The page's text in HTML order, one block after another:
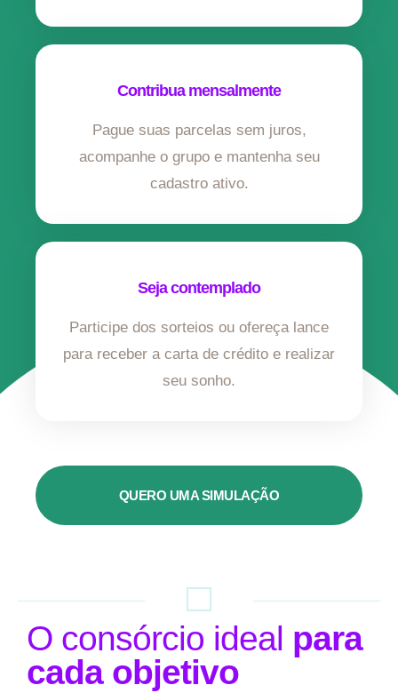
Contribua mensalmente
Pague suas parcelas sem juros,
acompanhe o grupo e mantenha seu
cadastro ativo.
Seja contemplado
Participe dos sorteios ou ofereça lance
para receber a carta de crédito e realizar
seu sonho.
QUERO UMA SIMULAÇÃO
O consórcio ideal para
cada objetivo